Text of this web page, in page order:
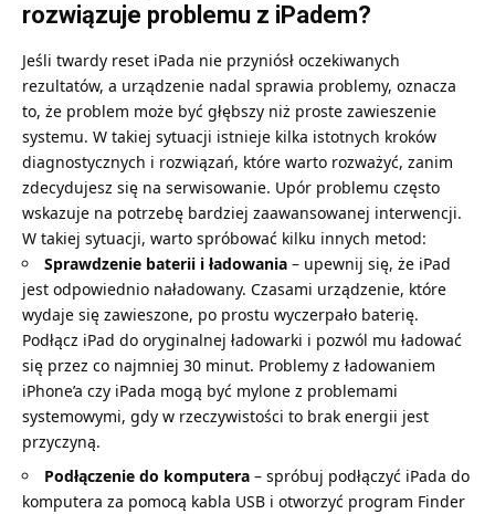
rozwiązuje problemu z iPadem?
Jeśli twardy reset iPada nie przyniósł oczekiwanych
rezultatów, a urządzenie nadal sprawia problemy, oznacza
to, że problem może być głębszy niż proste zawieszenie
systemu. W takiej sytuacji istnieje kilka istotnych kroków
diagnostycznych i rozwiązań, które warto rozważyć, zanim
zdecydujesz się na serwisowanie. Upór problemu często
wskazuje na potrzebę bardziej zaawansowanej interwencji.
W takiej sytuacji, warto spróbować kilku innych metod:
Sprawdzenie baterii i ładowania – upewnij się, że iPad
jest odpowiednio naładowany. Czasami urządzenie, które
wydaje się zawieszone, po prostu wyczerpało baterię.
Podłącz iPad do oryginalnej ładowarki i pozwól mu ładować
się przez co najmniej 30 minut. Problemy z ładowaniem
iPhone’a czy iPada mogą być mylone z problemami
systemowymi, gdy w rzeczywistości to brak energii jest
przyczyną.
Podłączenie do komputera – spróbuj podłączyć iPada do
komputera za pomocą kabla USB i otworzyć program Finder